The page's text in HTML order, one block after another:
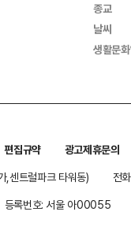
종교
날씨
생활문
편집규약
광고제휴문의
,센트럴파크 타워동)
전
등록번호: 서울 아00055